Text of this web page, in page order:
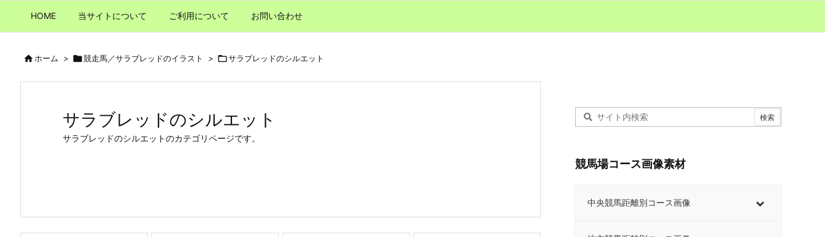
HOME 当サイトについて ご利用について お問い合わせ
ホーム > 競走馬／サラブレッドのイラスト > サラブレッドのシルエット
サラブレッドのシルエット
サラブレッドのシルエットのカテゴリページです。
競馬場コース画像素材
中央競馬距離別コース画像